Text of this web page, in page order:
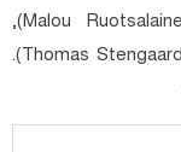
(Thomas Stengaard).